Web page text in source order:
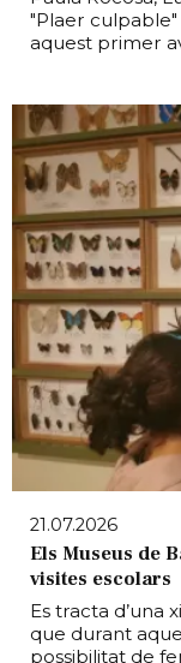
"Plaer
aquest primer
21.07.2026
Els Museus de
visites escolars
Es tracta d’una
que durant
possibilitat de